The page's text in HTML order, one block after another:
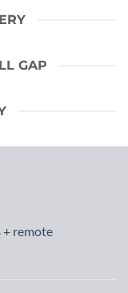
GAP
+ remote